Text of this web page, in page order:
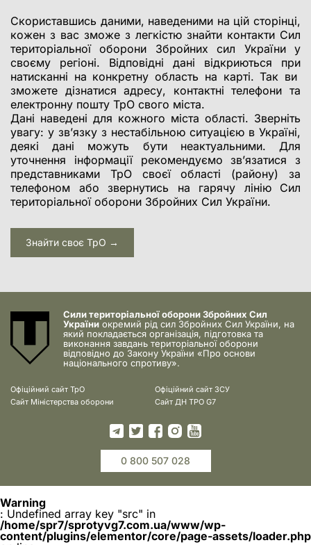
Скориставшись даними, наведеними на цій сторінці,
кожен з вас зможе з легкістю знайти контакти Сил
територіальної оборони Збройних сил України у
своєму регіоні. Відповідні дані відкриються при
натисканні на конкретну область на карті. Так ви
зможете дізнатися адресу, контактні телефони та
електронну пошту ТрО свого міста.
Дані наведені для кожного міста області. Зверніть
увагу: у зв’язку з нестабільною ситуацією в Україні,
деякі дані можуть бути неактуальними. Для
уточнення інформації рекомендуємо зв’язатися з
представниками ТрО своєї області (району) за
телефоном або звернутись на гарячу лінію Сил
територіальної оборони Збройних Сил України.
Знайти своє ТрО →
Сили територіальної оборони Збройних Сил
Україниокремий рід сил Збройних Сил України, на
який покладається організація, підготовка та
виконання завдань територіальної оборони
відповідно до Закону України «Про основи
національного спротиву».
Офіційний сайт ТрО
Офіційний сайт ЗСУ
Сайт Міністерства оборони
Сайт ДН ТРО G7
0 800 507 028
Warning
: Undefined array key "src" in
/home/spr7/sprotyvg7.com.ua/www/wp-
content/plugins/elementor/core/page-assets/loader.php